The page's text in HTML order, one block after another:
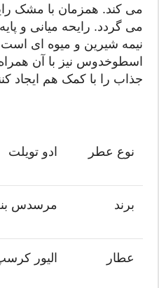
می کند. همزمان با مشک
می گردد. رایحه میانی و
نیمه شیرین و میوه ای
اسطوخدوس نیز با آن
جذاب را با کمک هم ایجاد
نوع عطر ادو تویلت
برند مرسدس
عطار الیور